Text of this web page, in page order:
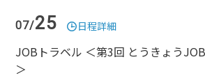
07/25 日程詳細
JOBトラベル ＜第3回 とうきょう
＞